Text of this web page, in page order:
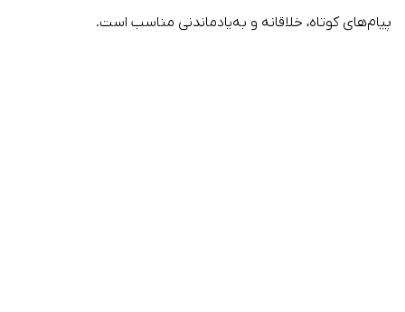
پیام‌های کوتاه، خلاقانه و به‌یادماندنی مناسب است.